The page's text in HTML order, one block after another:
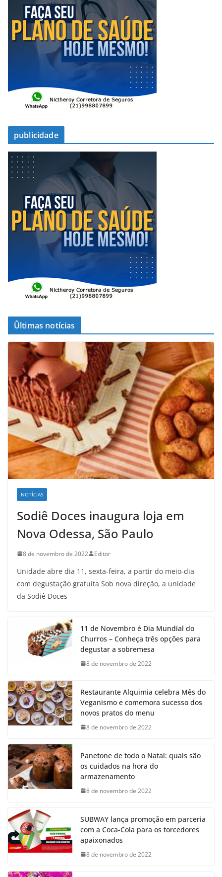
publicidade
Ûltimas notícias
NOTÍCIAS
Sodiê Doces inaugura loja em
Nova Odessa, São Paulo
8 de novembro de 2022 Editor
Unidade abre dia 11, sexta-feira, a partir do meio-dia
com degustação gratuita Sob nova direção, a unidade
da Sodiê Doces
11 de Novembro é Dia Mundial do
Churros – Conheça três opções para
degustar a sobremesa
8 de novembro de 2022
Restaurante Alquimia celebra Mês do
Veganismo e comemora sucesso dos
novos pratos do menu
8 de novembro de 2022
Panetone de todo o Natal: quais são
os cuidados na hora do
armazenamento
8 de novembro de 2022
SUBWAY lança promoção em parceria
com a Coca-Cola para os torcedores
apaixonados
8 de novembro de 2022